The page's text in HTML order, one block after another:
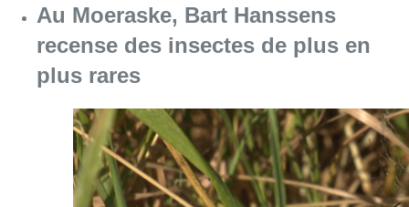
Au Moeraske, Bart Hanssens
recense des insectes de plus en
plus rares